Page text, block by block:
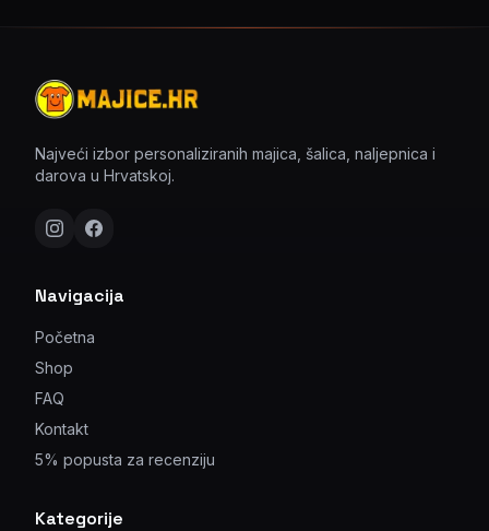
Najveći izbor personaliziranih majica, šalica, naljepnica i
darova u Hrvatskoj.
Navigacija
Početna
Shop
FAQ
Kontakt
5% popusta za recenziju
Kategorije